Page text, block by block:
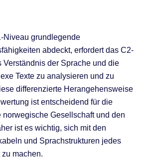
Niveau grundlegende
abdeckt, erfordert das C2-
Verständnis der Sprache und die
Texte zu analysieren und zu
differenzierte Herangehensweise
ist entscheidend für die
norwegische Gesellschaft und den
ist es wichtig, sich mit den
und Sprachstrukturen jedes
machen.